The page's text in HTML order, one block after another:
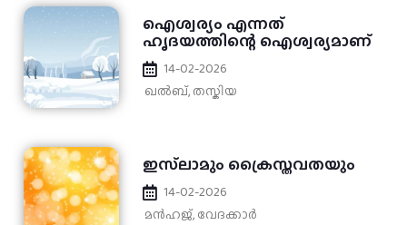
ഐശ്വര്യം എന്നത്
ഹൃദയത്തിന്റെ ഐശ്വര്യമാണ്
14-02-2026
ഖൽബ്, തസ്കിയ
ഇസ്‌ലാമും ക്രൈസ്തവതയും
14-02-2026
മന്‍ഹജ്, വേദക്കാർ